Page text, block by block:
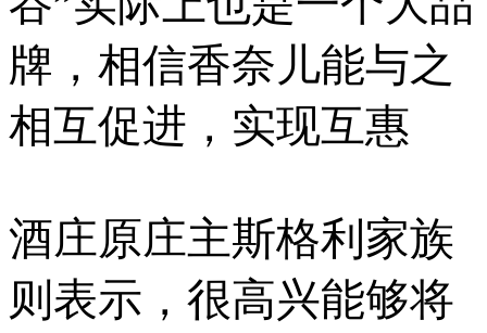
牌，相信香奈儿能与之
相互促进，实现互惠
酒庄原庄主斯格利家族
则表示，很高兴能够将